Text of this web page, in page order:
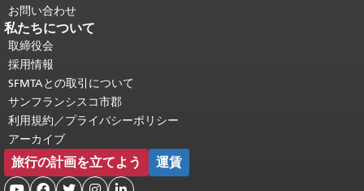
お問い合わせ
私たちについて
取締役会
採用情報
SFMTAとの取引について
サンフランシスコ市郡
利用規約／プライバシーポリシー
アーカイブ
旅行の計画を立てよう 運賃